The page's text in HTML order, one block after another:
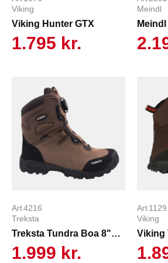
Viking Hunter GTX
Viking
1.795 kr.
Meindl
Treksta Tundra Boa 8" HTX
Treksta
4216
1.999 kr.
Viking
1129